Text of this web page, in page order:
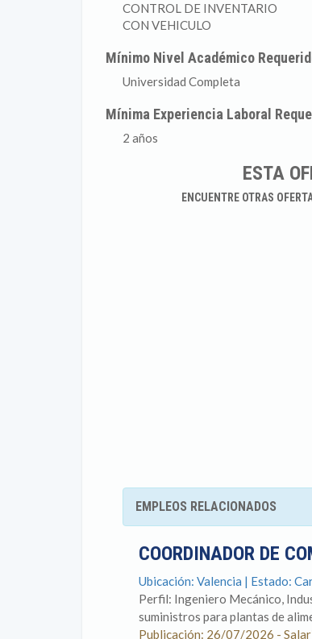
CONTROL DE INVENTARIO
CON VEHICULO
Mínimo Nivel Académico
Universidad Completa
Mínima Experiencia Laboral
2 años
ESTA
ENCUENTRE OTRAS
EMPLEOS RELACIONADOS
COORDINADOR DE
Ubicación: Valencia | Estado:
Perfil: Ingeniero Mecánico,
suministros para plantas de
Publicación: 26/07/2026 -